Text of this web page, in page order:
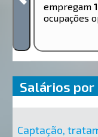
empregam
ocupações
Salários por
Captação,